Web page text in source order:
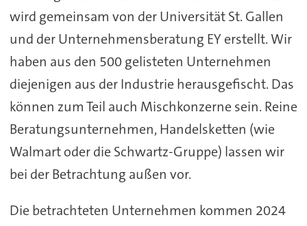
wird gemeinsam von der Universität St. Gallen
und der Unternehmensberatung EY erstellt. Wir
haben aus den 500 gelisteten Unternehmen
diejenigen aus der Industrie herausgefischt. Das
können zum Teil auch Mischkonzerne sein. Reine
Beratungsunternehmen, Handelsketten (wie
Walmart oder die Schwartz-Gruppe) lassen wir
bei der Betrachtung außen vor.
Die betrachteten Unternehmen kommen 2024